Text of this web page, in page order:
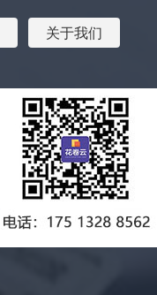
关于我们